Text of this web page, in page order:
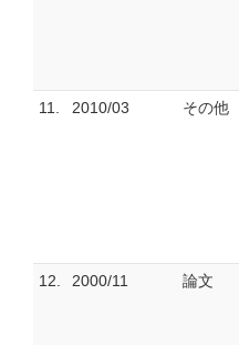
11. 2010/03 その他
12. 2000/11 論文